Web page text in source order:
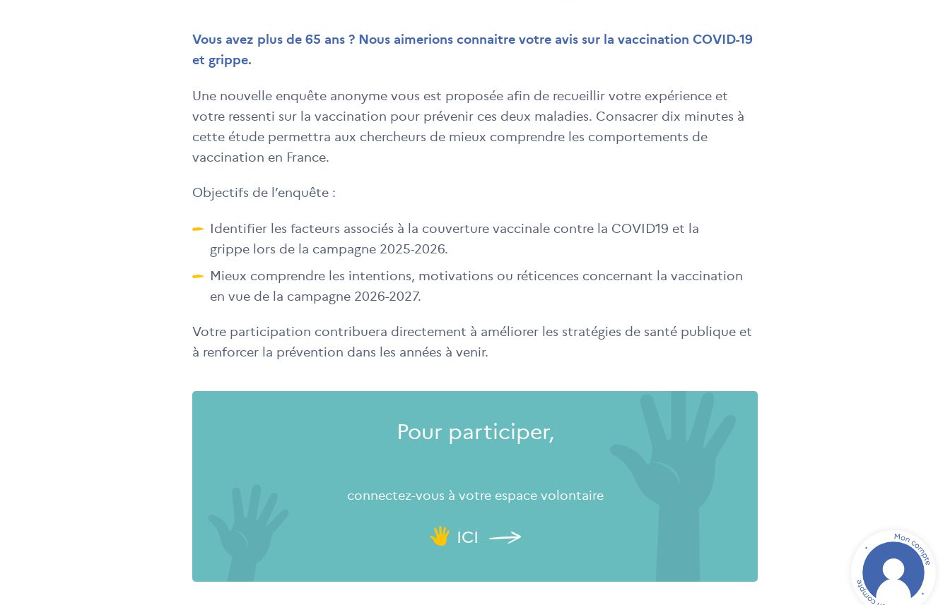
Vous avez plus de 65 ans ? Nous aimerions connaitre votre avis sur la vaccination COVID-19
et grippe.
Une nouvelle enquête anonyme vous est proposée afin de recueillir votre expérience et
votre ressenti sur la vaccination pour prévenir ces deux maladies. Consacrer dix minutes à
cette étude permettra aux chercheurs de mieux comprendre les comportements de
vaccination en France.
Objectifs de l’enquête :
Identifier les facteurs associés à la couverture vaccinale contre la COVID19 et la
grippe lors de la campagne 2025-2026.
Mieux comprendre les intentions, motivations ou réticences concernant la vaccination
en vue de la campagne 2026-2027.
Votre participation contribuera directement à améliorer les stratégies de santé publique et
à renforcer la prévention dans les années à venir.
Pour participer,
connectez-vous à votre espace volontaire
ICI